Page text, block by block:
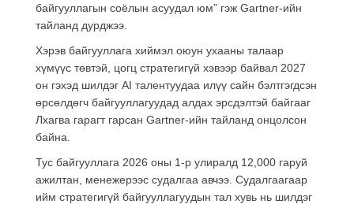
байгууллагын соёлын асуудал юм” гэж Gartner-ийн
тайланд дурджээ.
Хэрэв байгууллага хиймэл оюун ухааны талаар
хүмүүс төвтэй, цогц стратегигүй хэвээр байвал 2027
он гэхэд шилдэг AI талентуудаа илүү сайн бэлтгэгдсэн
өрсөлдөгч байгууллагуудад алдах эрсдэлтэй байгааг
Лхагва гарагт гарсан Gartner-ийн тайланд онцолсон
байна.
Тус байгууллага 2026 оны 1-р улиралд 12,000 гаруй
ажилтан, менежерээс судалгаа авчээ. Судалгаагаар
ийм стратегигүй байгууллагуудын тал хувь нь шилдэг